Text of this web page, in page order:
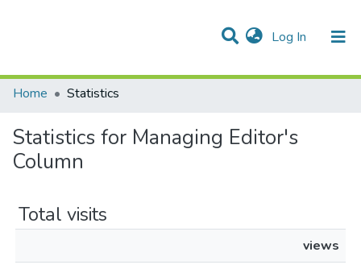
Log In (current)
Communities & Collections
All of DSpace
Home
Statistics
Statistics for Managing Editor's
Column
Total visits
views